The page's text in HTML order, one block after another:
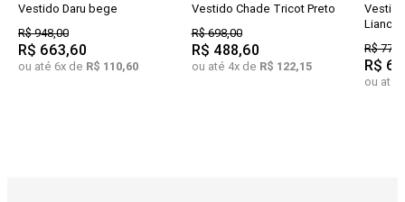
Vestido Daru bege
R$948,00
R$ 663,60
ou até 6x de R$ 110,60
Vestido Chade Tricot Preto
R$698,00
R$ 488,60
ou até 4x de R$ 122,15
R$778
R$
ou até